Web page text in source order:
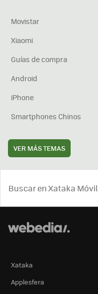
Movistar
Xiaomi
Guías de compra
Android
iPhone
Smartphones Chinos
VER MÁS TEMAS
Xataka
Applesfera